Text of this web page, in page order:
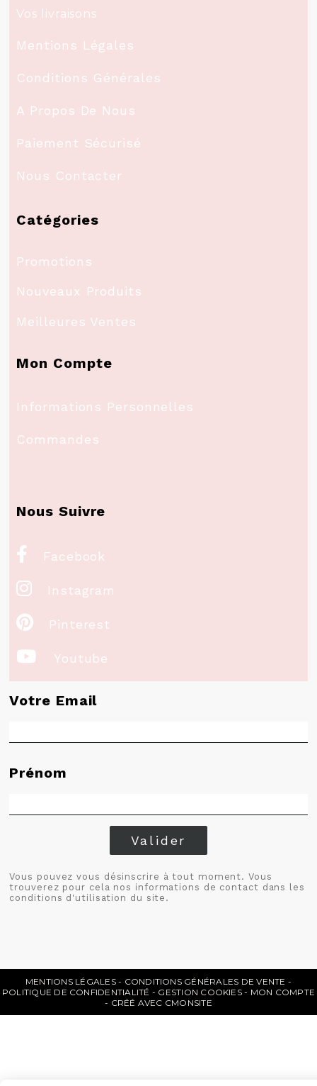
Vos livraisons
Mentions Légales
Conditions Générales
A Propos De Nous
Paiement Sécurisé
Nous Contacter
Catégories
Promotions
Nouveaux Produits
Meilleures Ventes
Mon Compte
Informations Personnelles
Commandes
Nous Suivre
 Facebook
 Instagram
 Pinterest
 Youtube
Votre Email
Prénom
Valider
Vous pouvez vous désinscrire à tout moment. Vous
trouverez pour cela nos informations de contact dans les
conditions d'utilisation du site.
MENTIONS LÉGALES
CONDITIONS GÉNÉRALES DE VENTE
POLITIQUE DE CONFIDENTIALITÉ
GESTION COOKIES
MON COMPTE
CRÉÉ AVEC CMONSITE